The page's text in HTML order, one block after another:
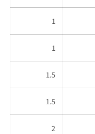
1
1
1.5
1.5
2